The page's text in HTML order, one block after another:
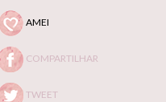
AMEI
COMPARTILHAR
TWEET